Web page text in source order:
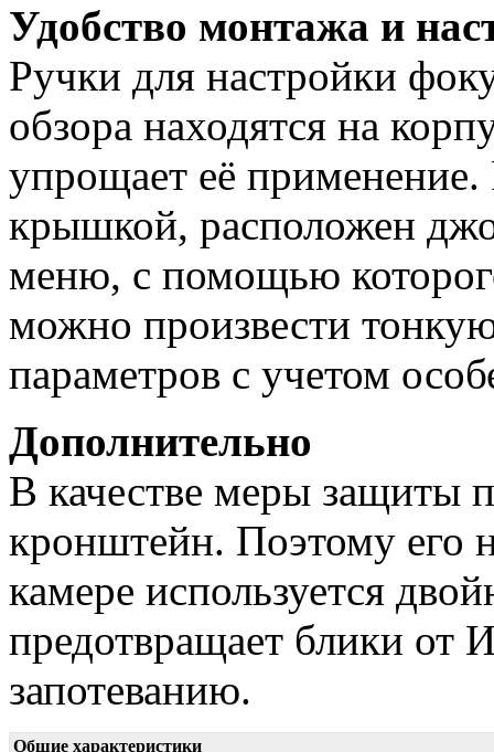
Удобство монтажа и
Ручки для настройки
обзора находятся на
упрощает её
крышкой, расположен
меню, с помощью
можно произвести
параметров с учетом
Дополнительно
В качестве меры защиты
кронштейн. Поэтому его
камере используется
предотвращает блики от
запотеванию.
Общие характеристики